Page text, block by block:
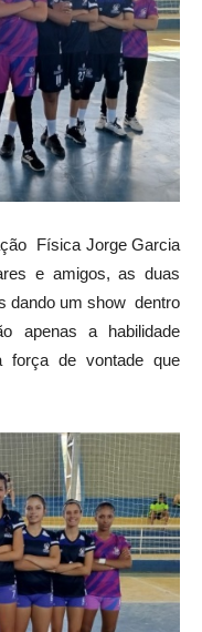
Física Jorge Garcia
e amigos,as duas
dando um show dentro
apenas a habilidade
de vontade que